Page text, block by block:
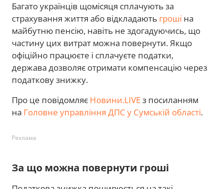
Багато українців щомісяця сплачують за
страхування життя або відкладають гроші на
майбутню пенсію, навіть не здогадуючись, що
частину цих витрат можна повернути. Якщо
офіційно працюєте і сплачуєте податки,
держава дозволяє отримати компенсацію через
податкову знижку.
Про це повідомляє Новини.LIVEз посиланням
на Головне управління ДПС у Сумській області.
Реклама
За що можна повернути гроші